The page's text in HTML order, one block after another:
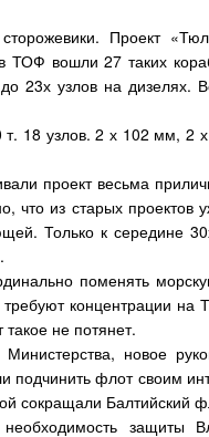
Проект
ТОФ вошли 27 таких
23х узлов на
18 узлов. 2 х 102 мм,
проект весьма
что из старых
Только к середине
поменять
концентрации
не потянет.
новое
подчинить флот своим
сокращали Балтийский
защиты